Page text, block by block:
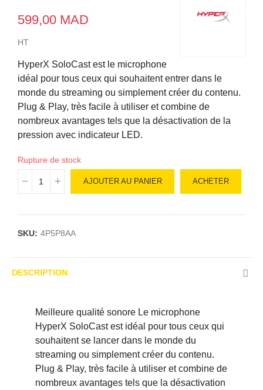
599,00 MAD
HT
HyperX SoloCast est le microphone
idéal pour tous ceux qui souhaitent entrer dans le
monde du streaming ou simplement créer du contenu.
Plug & Play, très facile à utiliser et combine de
nombreux avantages tels que la désactivation de la
pression avec indicateur LED.
Rupture de stock
AJOUTER AU PANIER ACHETER
SKU: 4P5P8AA
DESCRIPTION
Meilleure qualité sonore Le microphone
HyperX SoloCast est idéal pour tous ceux qui
souhaitent se lancer dans le monde du
streaming ou simplement créer du contenu.
Plug & Play, très facile à utiliser et combine de
nombreux avantages tels que la désactivation